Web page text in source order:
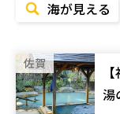
海が見える
佐賀
湯